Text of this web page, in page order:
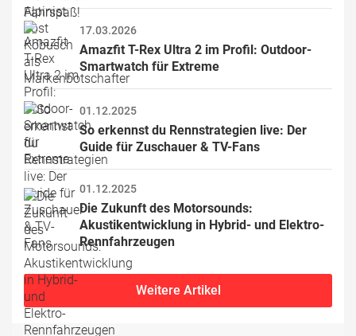
17.03.2026
Amazfit T-Rex Ultra 2 im Profil: Outdoor-
Smartwatch für Extreme
01.12.2025
So erkennst du Rennstrategien live: Der
Guide für Zuschauer & TV-Fans
01.12.2025
Die Zukunft des Motorsounds:
Akustikentwicklung in Hybrid- und Elektro-
Rennfahrzeugen
Weitere Artikel